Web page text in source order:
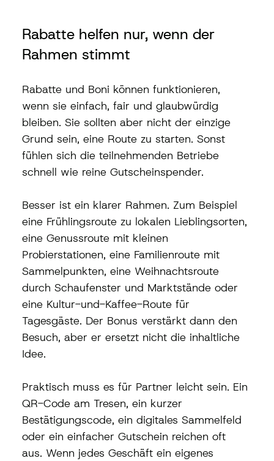
Rabatte helfen nur, wenn der
Rahmen stimmt
Rabatte und Boni können funktionieren,
wenn sie einfach, fair und glaubwürdig
bleiben. Sie sollten aber nicht der einzige
Grund sein, eine Route zu starten. Sonst
fühlen sich die teilnehmenden Betriebe
schnell wie reine Gutscheinspender.
Besser ist ein klarer Rahmen. Zum Beispiel
eine Frühlingsroute zu lokalen Lieblingsorten,
eine Genussroute mit kleinen
Probierstationen, eine Familienroute mit
Sammelpunkten, eine Weihnachtsroute
durch Schaufenster und Marktstände oder
eine Kultur-und-Kaffee-Route für
Tagesgäste. Der Bonus verstärkt dann den
Besuch, aber er ersetzt nicht die inhaltliche
Idee.
Praktisch muss es für Partner leicht sein. Ein
QR-Code am Tresen, ein kurzer
Bestätigungscode, ein digitales Sammelfeld
oder ein einfacher Gutschein reichen oft
aus. Wenn jedes Geschäft ein eigenes